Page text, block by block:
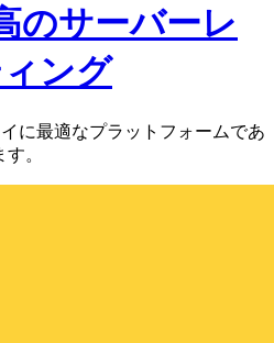
のサーバーレ
ング
に最適なプラットフォームであ
。